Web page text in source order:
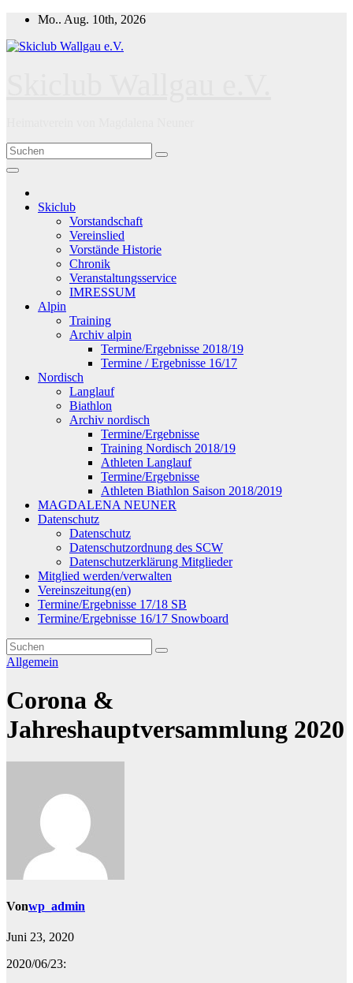
Zum
springen
Mo.. Aug. 10th, 2026
Skiclub
Vorstandschaft
Vereinslied
Vorstände Historie
Chronik
Veranstaltungsservice
IMRESSUM
Alpin
Training
Archiv alpin
Termine/Ergebnisse 2018/19
Termine / Ergebnisse 16/17
Nordisch
Langlauf
Biathlon
Archiv nordisch
Termine/Ergebnisse
Training Nordisch 2018/19
Athleten Langlauf
Termine/Ergebnisse
Athleten Biathlon Saison 2018/2019
MAGDALENA NEUNER
Datenschutz
Datenschutz
Datenschutzordnung des SCW
Datenschutzerklärung Mitglieder
Mitglied werden/verwalten
Vereinszeitung(en)
Termine/Ergebnisse 17/18 SB
Termine/Ergebnisse 16/17 Snowboard
Allgemein
Corona &
Jahreshauptversammlung 2020
Vonwp_admin
Juni 23, 2020
2020/06/23: